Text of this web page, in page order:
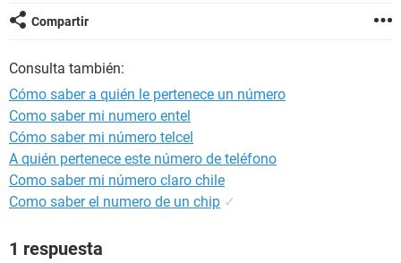
Compartir
Consulta también:
Cómo saber a quién le pertenece un número
Como saber mi numero entel
Cómo saber mi número telcel
A quién pertenece este número de teléfono
Como saber mi número claro chile
Como saber el numero de un chip ✓
1 respuesta